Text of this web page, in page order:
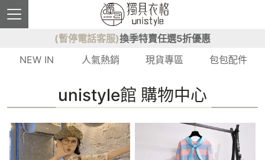
(暫停電話客服)換季特賣任選5折優惠
NEW IN
人氣熱銷 現貨專區 包包配件
unistyle館 購物中心